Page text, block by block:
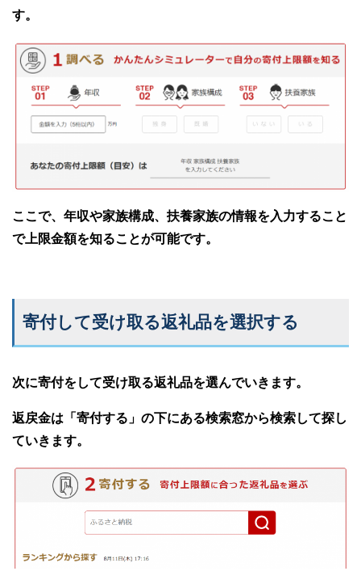
す。
ここで、年収や家族構成、扶養家族の情報を入力すること
で上限金額を知ることが可能です。
寄付して受け取る返礼品を選択する
次に寄付をして受け取る返礼品を選んでいきます。
返戻金は「寄付する」の下にある検索窓から検索して探し
ていきます。